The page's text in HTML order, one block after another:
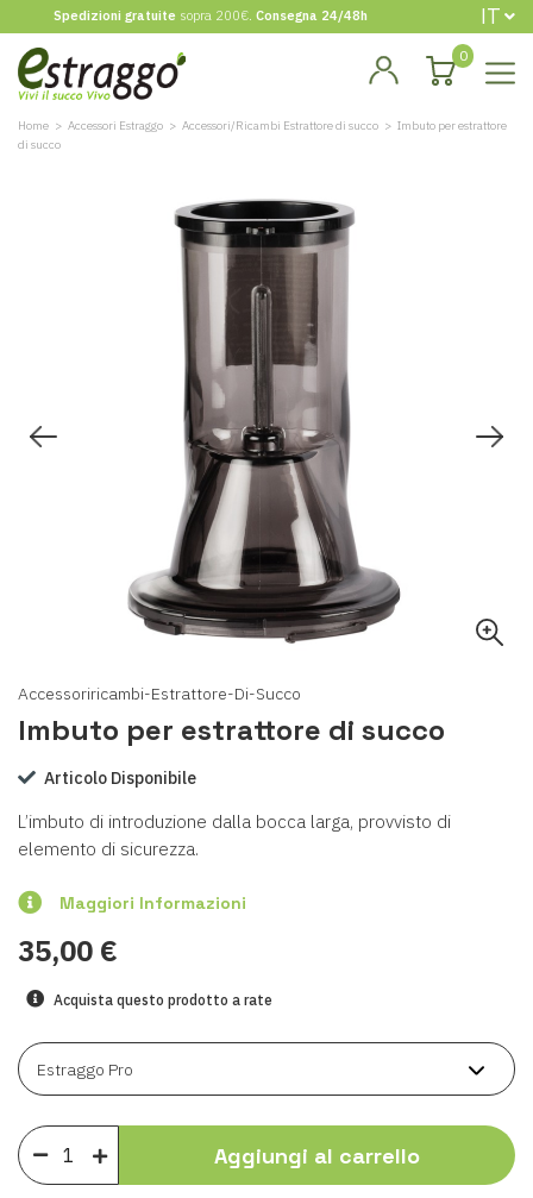
Spedizioni gratuite sopra 200€. Consegna 24/48h IT
0
Home Accessori Estraggo Accessori/Ricambi Estrattore di succo
Imbuto per estrattore
di succo
Accessoriricambi-Estrattore-Di-Succo
Imbuto per estrattore di succo
Articolo Disponibile
L’imbuto di introduzione dalla bocca larga, provvisto di
elemento di sicurezza.
Maggiori Informazioni
35,00 €
Acquista questo prodotto a rate
Aggiungi al carrello